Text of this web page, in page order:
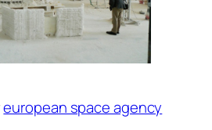
european space agency